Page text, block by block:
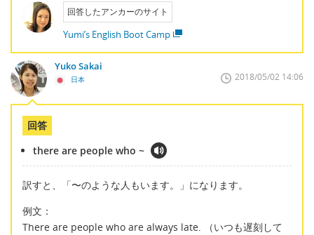
回答したアンカーのサイト
Yumi’s English Boot Camp
Yuko Sakai
日本 2018/05/02 14:06
回答
there are people who ~
訳すと、「〜のような人もいます。」になります。
例文：
There are people who are always late. （いつも遅刻して